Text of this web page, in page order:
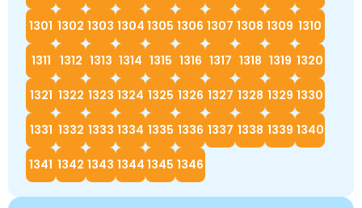
1301 1302 1303 1304 1305 1306 1307 1308 1309 1310
1311 1312 1313 1314 1315 1316 1317 1318 1319 1320
1321 1322 1323 1324 1325 1326 1327 1328 1329 1330
1331 1332 1333 1334 1335 1336 1337 1338 1339 1340
1341 1342 1343 1344 1345 1346